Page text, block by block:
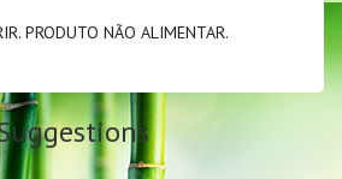
PRODUTO NÃO ALIMENTAR.